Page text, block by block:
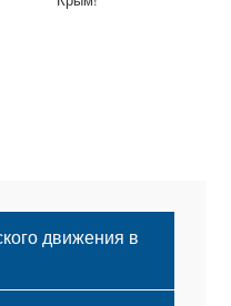
движения в